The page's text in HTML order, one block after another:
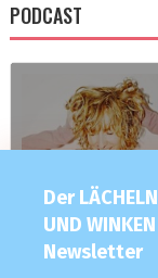
Der LÄCHELN
UND WINKEN
Newsletter
PODCAST